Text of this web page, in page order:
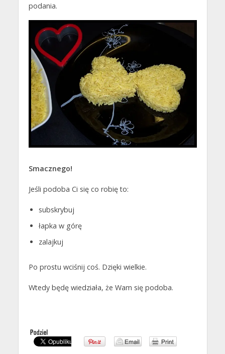
podania.
Smacznego!
Jeśli podoba Ci się co robię to:
subskrybuj
łapka w górę
zalajkuj
Po prostu wciśnij coś. Dzięki wielkie.
Wtedy będę wiedziała, że Wam się podoba.